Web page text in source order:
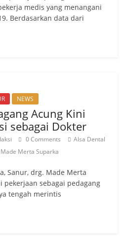
medis yang menangani
Berdasarkan data dari
NEWS
Acung Kini
sebagai Dokter
0 Comments
Alsa Dental
Made Merta Suparka
Sanur, drg. Made Merta
pekerjaan sebagai pedagang
tengah merintis